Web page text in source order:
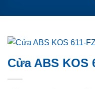
Cửa ABS KOS